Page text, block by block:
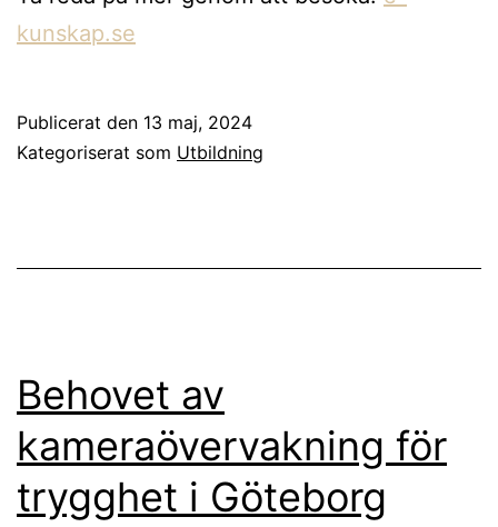
kunskap.se
Publicerat den 13 maj, 2024
Kategoriserat som Utbildning
Behovet av
kameraövervakning för
trygghet i Göteborg